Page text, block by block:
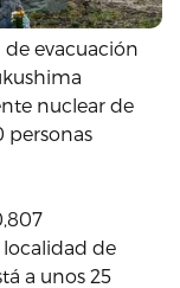
de evacuación
nuclear de
personas
de
a unos 25